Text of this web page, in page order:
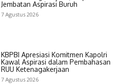
Jembatan Aspirasi Buruh
7 Agustus 2026
KBPBI Apresiasi Komitmen Kapolri
Kawal Aspirasi dalam Pembahasan
RUU Ketenagakerjaan
7 Agustus 2026